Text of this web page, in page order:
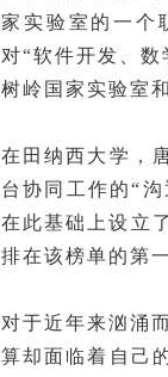
家实验室 的一个
对“软件开发、
树岭国家实验室
在田纳西大学，
台协同工作的“沟
在此基础上设立
排在该榜单的第
对于近年来汹涌
算却面临着自己